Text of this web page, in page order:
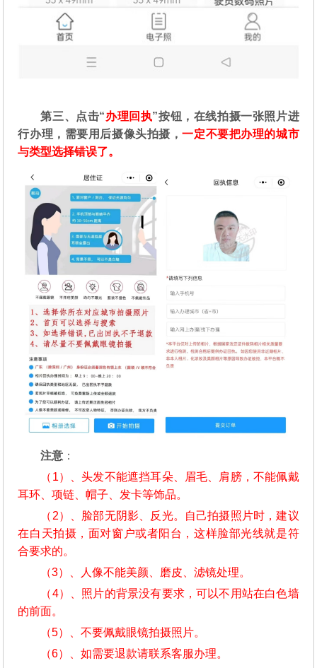
第三、点击“办理回执”按钮，在线拍摄一张照片进
行办理，需要用后摄像头拍摄，一定不要把办理的城市
与类型选择错误了。
注意 ：
（1）、头发不能遮挡耳朵、眉毛、肩膀，不能佩戴
耳环、项链、帽子、发卡等饰品。
（2）、脸部无阴影、反光。自己拍摄照片时，建议
在白天拍摄，面对窗户或者阳台，这样脸部光线就是符
合要求的。
（3）、人像不能美颜、磨皮、滤镜处理。
（4）、照片的背景没有要求，可以不用站在白色墙
的前面。
（5）、不要佩戴眼镜拍摄照片。
（6）、如需要退款请联系客服办理。